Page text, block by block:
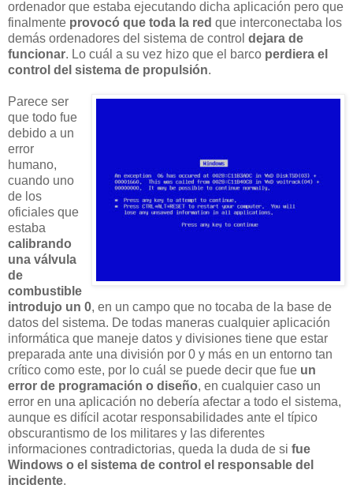
ordenador que estaba ejecutando dicha aplicación pero que
finalmente provocó que toda la red que interconectaba los
demás ordenadores del sistema de control dejara de
funcionar. Lo cuál a su vez hizo que el barco perdiera el
control del sistema de propulsión.
Parece ser
que todo fue
debido a un
error
humano,
cuando uno
de los
oficiales que
estaba
calibrando
una válvula
de
combustible
introdujo un 0, en un campo que no tocaba de la base de
datos del sistema. De todas maneras cualquier aplicación
informática que maneje datos y divisiones tiene que estar
preparada ante una división por 0 y más en un entorno tan
crítico como este, por lo cuál se puede decir que fue un
error de programación o diseño, en cualquier caso un
error en una aplicación no debería afectar a todo el sistema,
aunque es difícil acotar responsabilidades ante el típico
obscurantismo de los militares y las diferentes
informaciones contradictorias, queda la duda de si fue
Windows o el sistema de control el responsable del
incidente.